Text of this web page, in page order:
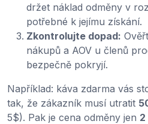
držet náklad odměny v
potřebné k jejímu získání.
Zkontrolujte dopad:
nákupů a AOV u členů
bezpečně pokryjí.
Například: káva zdarma vás
tak, že zákazník musí utratit
5$). Pak je cena odměny jen 2